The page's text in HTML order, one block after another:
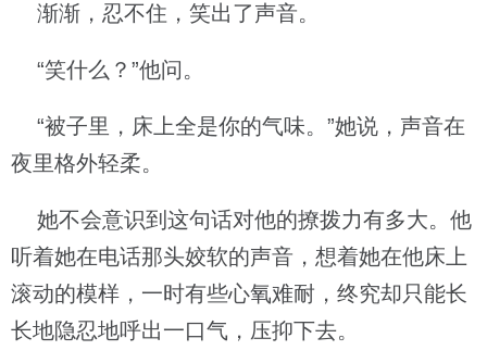
渐渐，忍不住，笑出了声音。
“笑什么？”他问。
“被子里，床上全是你的气味。”她说，声音在
夜里格外轻柔。
她不会意识到这句话对他的撩拨力有多大。他
听着她在电话那头姣软的声音，想着她在他床上
滚动的模样，一时有些心氧难耐，终究却只能长
长地隐忍地呼出一口气，压抑下去。